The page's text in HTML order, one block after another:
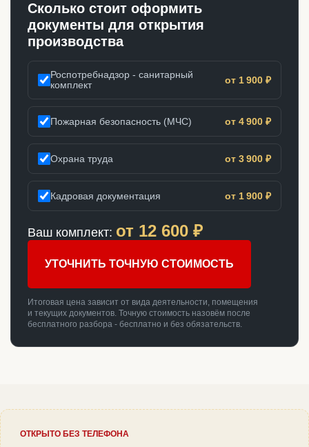
Сколько стоит оформить
документы для открытия
производства
Роспотребнадзор - санитарный
комплект
от 1 900 ₽
Пожарная безопасность (МЧС) от 4 900 ₽
Охрана труда от 3 900 ₽
Кадровая документация от 1 900 ₽
Ваш комплект: от 12 600 ₽
УТОЧНИТЬ ТОЧНУЮ СТОИМОСТЬ
Итоговая цена зависит от вида деятельности, помещения
и текущих документов. Точную стоимость назовём после
бесплатного разбора - бесплатно и без обязательств.
ОТКРЫТО БЕЗ ТЕЛЕФОНА